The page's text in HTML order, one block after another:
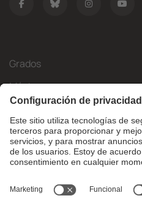
Grados
Másteres
Movilidad Internacional
Investigación
Empresa
¿Qué necesitas?